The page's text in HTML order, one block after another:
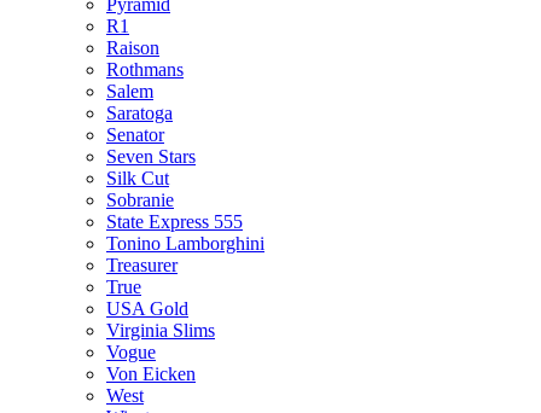
Pyramid
R1
Raison
Rothmans
Salem
Saratoga
Senator
Seven Stars
Silk Cut
Sobranie
State Express 555
Tonino Lamborghini
Treasurer
True
USA Gold
Virginia Slims
Vogue
Von Eicken
West